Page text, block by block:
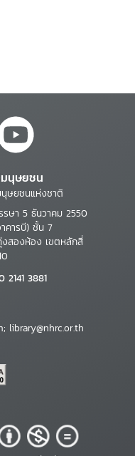
นุษยชน
ษยชนแห่งชาติ
ษา 5 ธันวาคม 2550
คารบี) ชั้น 7
สองห้อง เขตหลักสี่
2141 3881
library@nhrc.or.th